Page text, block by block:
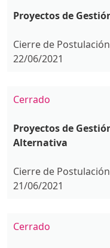
Proyectos de
Cierre de
22/06/2021
Cerrado
Proyectos de
Alternativa
Cierre de
21/06/2021
Cerrado